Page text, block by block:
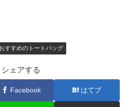
すすめのトートバッグ
シェアする
Facebook はてブ